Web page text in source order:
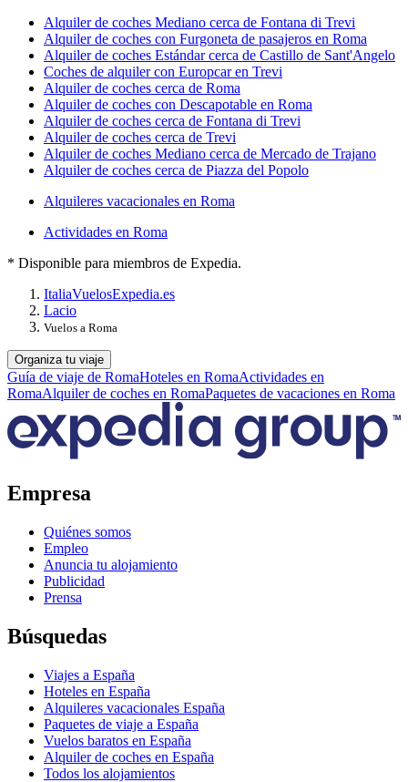
Alquiler de coches Mediano cerca de Fontana di Trevi
Alquiler de coches con Furgoneta de pasajeros en Roma
Alquiler de coches Estándar cerca de Castillo de Sant'Angelo
Coches de alquiler con Europcar en Trevi
Alquiler de coches cerca de Roma
Alquiler de coches con Descapotable en Roma
Alquiler de coches cerca de Fontana di Trevi
Alquiler de coches cerca de Trevi
Alquiler de coches Mediano cerca de Mercado de Trajano
Alquiler de coches cerca de Piazza del Popolo
Alquileres vacacionales en Roma
Actividades en Roma
* Disponible para miembros de Expedia.
ItaliaVuelosExpedia.es
Lacio
Vuelos a Roma
Organiza tu viaje
Guía de viaje de RomaHoteles en RomaActividades en
RomaAlquiler de coches en RomaPaquetes de vacaciones en Roma
Empresa
Quiénes somos
Empleo
Anuncia tu alojamiento
Publicidad
Prensa
Búsquedas
Viajes a España
Hoteles en España
Alquileres vacacionales España
Paquetes de viaje a España
Vuelos baratos en España
Alquiler de coches en España
Todos los alojamientos